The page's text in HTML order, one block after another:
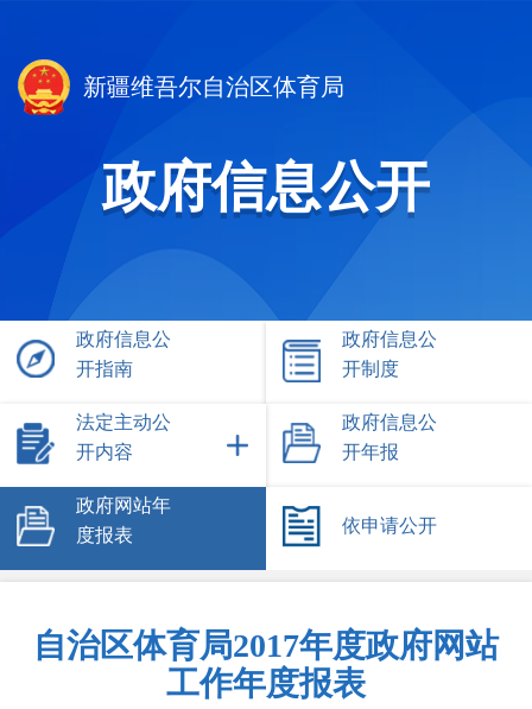
新疆维吾尔自治区体育局
政府信息公开
政府信息公
开指南
政府信息公
开制度
法定主动公
开内容
政府信息公
开年报
政府网站年
度报表
依申请公开
自治区体育局2017年度政府网站
工作年度报表